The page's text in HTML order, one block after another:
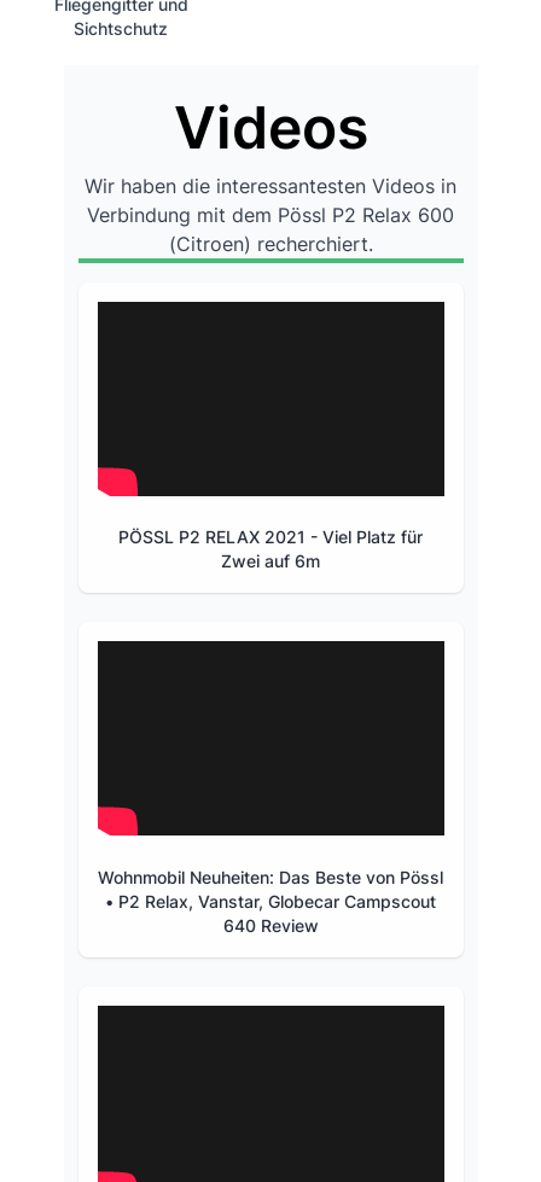
Sichtschutz
Videos
Wir haben die interessantesten Videos in
Verbindung mit dem Pössl P2 Relax 600
(Citroen) recherchiert.
PÖSSL P2 RELAX 2021 - Viel Platz für
Zwei auf 6m
Wohnmobil Neuheiten: Das Beste von Pössl
• P2 Relax, Vanstar, Globecar Campscout
640 Review